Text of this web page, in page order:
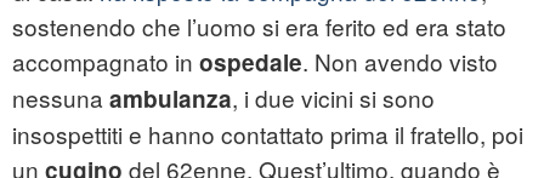
sostenendo che l’uomo si era ferito ed era stato
accompagnato in ospedale. Non avendo visto
nessuna ambulanza, i due vicini si sono
insospettiti e hanno contattato prima il fratello, poi
un cugino del 62enne. Quest’ultimo, quando è